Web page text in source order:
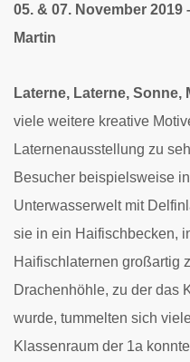
05. & 07. November
Martin
Laterne, Laterne,
viele weitere kreative
Laternenausstellung zu
Besucher beispielsweise
Unterwasserwelt mit
sie in ein Haifischbecken,
Haifischlaternen großartig
Drachenhöhle, zu der das
wurde, tummelten sich
Klassenraum der 1a